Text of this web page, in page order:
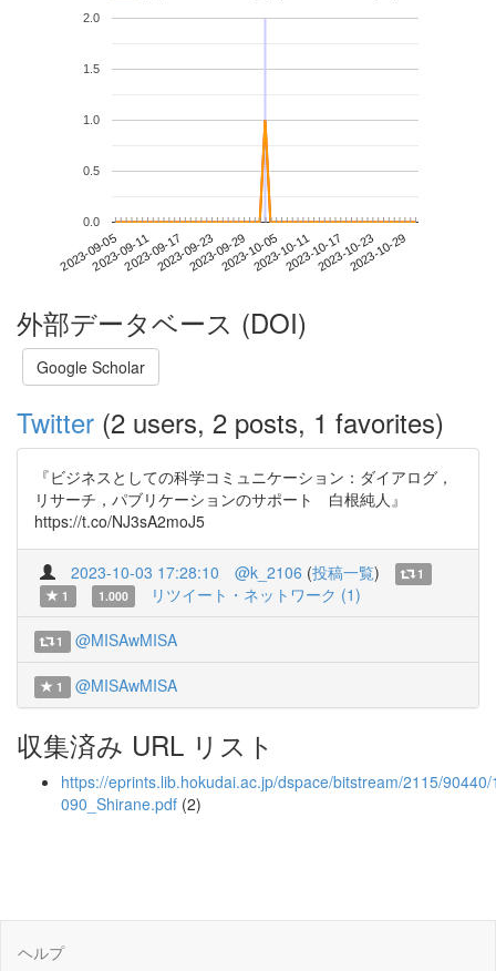
2023-09-052023-09-112023-09-172023-09-232023-09-292023-10-052023-10-112023-10-172023-10-232023-10-29
0.0
0.5
1.0
1.5
2.0
外部データベース (DOI)
Google Scholar
Twitter (2 users, 2 posts, 1 favorites)
『ビジネスとしての科学コミュニケーション：ダイアログ，
リサーチ，パブリケーションのサポート 白根純人』
https://t.co/NJ3sA2moJ5
2023-10-03 17:28:10 @k_2106 (投稿一覧)
1
1
1.000 リツイート・ネットワーク (1)
1 @MISAwMISA
1 @MISAwMISA
収集済み URL リスト
https://eprints.lib.hokudai.ac.jp/dspace/bitstream/2115/
090_Shirane.pdf (2)
ヘルプ